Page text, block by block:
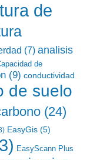
de
(7) analisis
de
(9) conductividad
de suelo
(24)
EasyGis (5)
EasyScann Plus